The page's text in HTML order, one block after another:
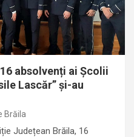
absolvenți ai Şcolii
Lascăr” și-au
Brăila
Județean Brăila, 16